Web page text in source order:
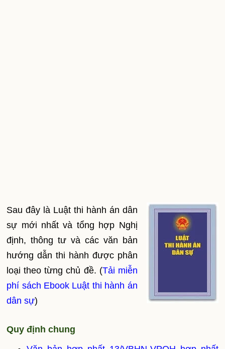
Sau đây là Luật thi hành án dân
sự mới nhất và tổng hợp Nghị
định, thông tư và các văn bản
hướng dẫn thi hành được phân
loại theo từng chủ đề. (Tải miễn
phí sách Ebook Luật thi hành án
dân sự)
Quy định chung